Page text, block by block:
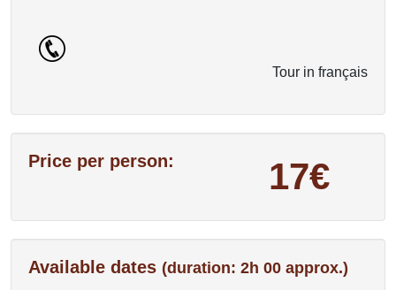
Tour in français
Price per person: 17€
Available dates (duration: 2h 00 approx.)